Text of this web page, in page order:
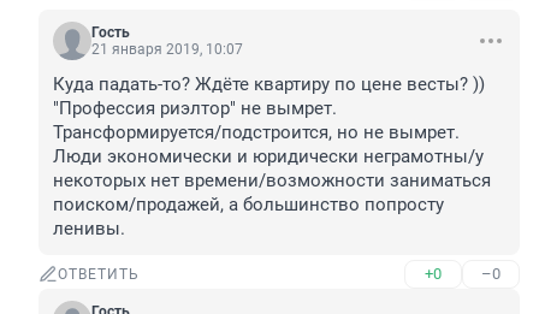
Гость
21 января 2019, 10:07
Куда падать-то? Ждёте квартиру по цене весты? ))
"Профессия риэлтор" не вымрет.
Трансформируется/подстроится, но не вымрет.
Люди экономически и юридически неграмотны/у
некоторых нет времени/возможности заниматься
поиском/продажей, а большинство попросту
ленивы.
ОТВЕТИТЬ +0 –0